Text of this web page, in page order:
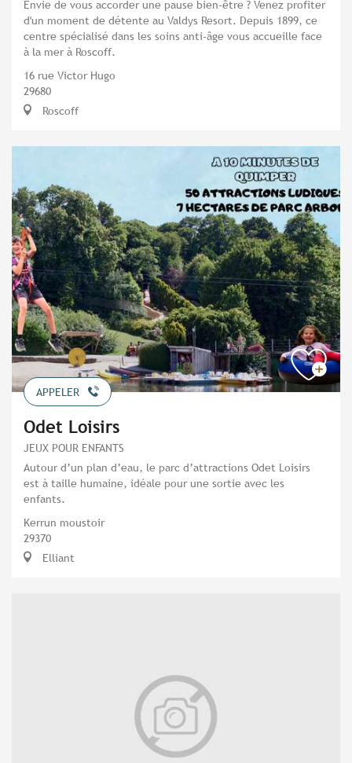
Envie de vous accorder une pause bien-être ? Venez profiter
d'un moment de détente au Valdys Resort. Depuis 1899, ce
centre spécialisé dans les soins anti-âge vous accueille face
à la mer à Roscoff.
16 rue Victor Hugo
29680
Roscoff
APPELER
Odet Loisirs
JEUX POUR ENFANTS
Autour d’un plan d’eau, le parc d’attractions Odet Loisirs
est à taille humaine, idéale pour une sortie avec les
enfants.
Kerrun moustoir
29370
Elliant